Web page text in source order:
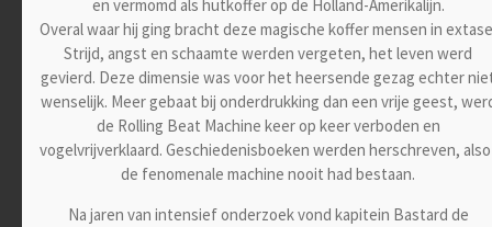
en vermomd als hutkoffer op de Holland-Amerikalijn.
Overal waar hij ging bracht deze magische koffer mensen in
Strijd, angst en schaamte werden vergeten, het leven werd
gevierd. Deze dimensie was voor het heersende gezag echter
wenselijk. Meer gebaat bij onderdrukking dan een vrije geest,
de Rolling Beat Machine keer op keer verboden en
vogelvrijverklaard. Geschiedenisboeken werden herschreven,
de fenomenale machine nooit had bestaan.
Na jaren van intensief onderzoek vond kapitein Bastard de